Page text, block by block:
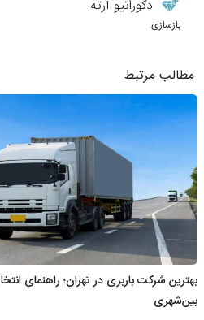
دکوراتیو آرته
بازسازی
مطالب مرتبط
بهترین شرکت باربری در تهران؛ راهنمای
بین‌شهری